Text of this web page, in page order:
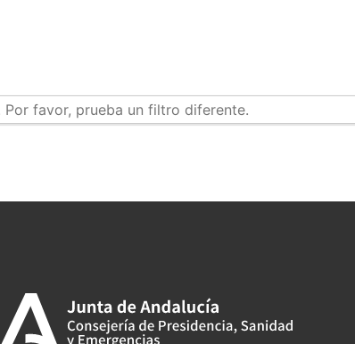
favor, prueba un filtro diferente.